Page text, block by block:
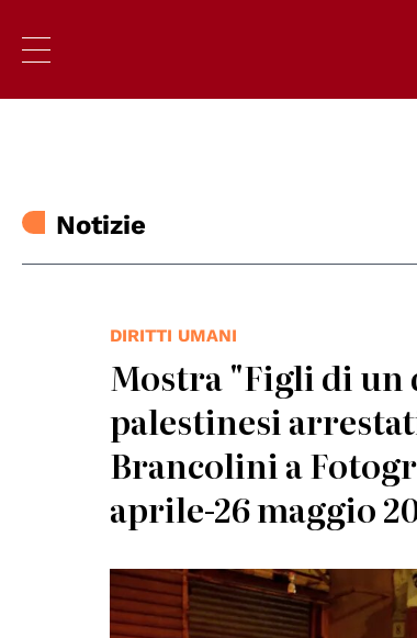
Notizie
DIRITTI UMANI
Mostra "Figli di un
palestinesi
Brancolini a
aprile-26 maggio